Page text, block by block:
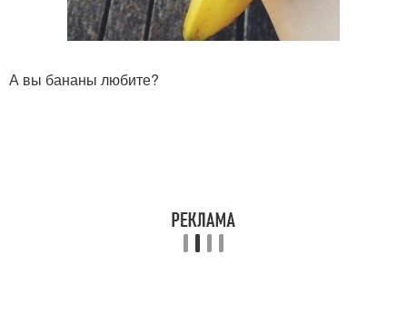
А вы бананы любите?